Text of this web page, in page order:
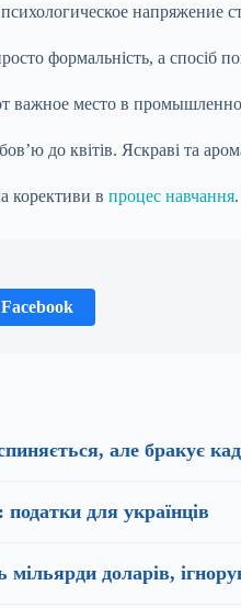
напряжение
формальність, а спосіб
важное место в
до квітів. Яскраві та
корективи в процес навчання
Facebook
але бракує
податки для українців
доларів,